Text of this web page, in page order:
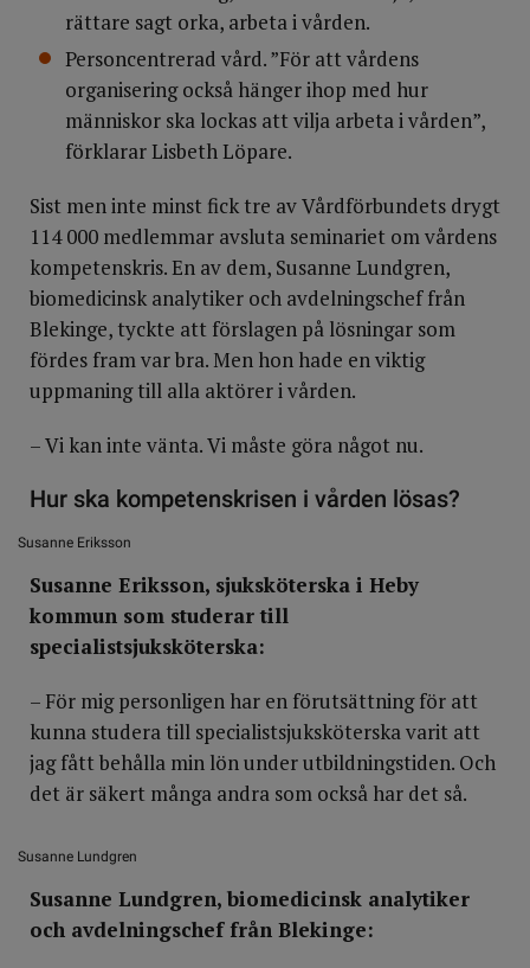
rättare sagt orka, arbeta i vården.
Personcentrerad vård. ”För att vårdens
organisering också hänger ihop med hur
människor ska lockas att vilja arbeta i vården”,
förklarar Lisbeth Löpare.
Sist men inte minst fick tre av Vårdförbundets drygt
114 000 medlemmar avsluta seminariet om vårdens
kompetenskris. En av dem, Susanne Lundgren,
biomedicinsk analytiker och avdelningschef från
Blekinge, tyckte att förslagen på lösningar som
fördes fram var bra. Men hon hade en viktig
uppmaning till alla aktörer i vården.
– Vi kan inte vänta. Vi måste göra något nu.
Hur ska kompetenskrisen i vården lösas?
Susanne Eriksson
Susanne Eriksson, sjuksköterska i Heby
kommun som studerar till
specialistsjuksköterska:
– För mig personligen har en förutsättning för att
kunna studera till specialistsjuksköterska varit att
jag fått behålla min lön under utbildningstiden. Och
det är säkert många andra som också har det så.
Susanne Lundgren
Susanne Lundgren, biomedicinsk analytiker
och avdelningschef från Blekinge: